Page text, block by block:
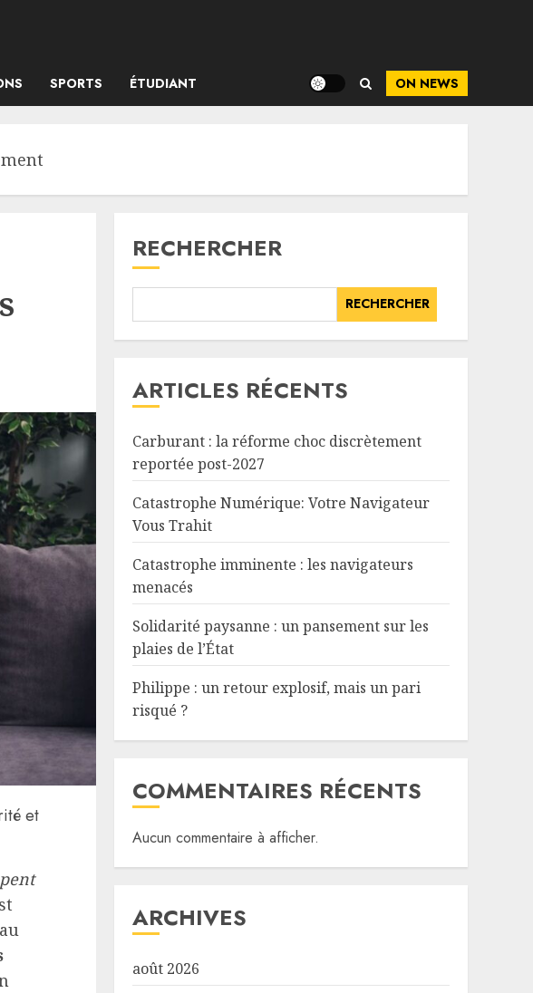
SPORTS ÉTUDIANT ON NEWS
et
RECHERCHER
RECHERCHER
ARTICLES RÉCENTS
Carburant : la réforme choc discrètement
reportée post-2027
Catastrophe Numérique: Votre Navigateur
Vous Trahit
Catastrophe imminente : les navigateurs
menacés
Solidarité paysanne : un pansement sur les
plaies de l’État
Philippe : un retour explosif, mais un pari
risqué ?
COMMENTAIRES RÉCENTS
Aucun commentaire à afficher.
ARCHIVES
août 2026